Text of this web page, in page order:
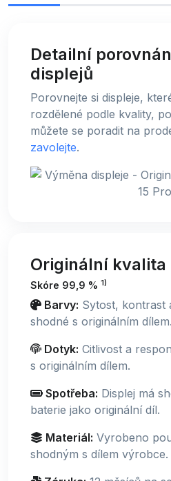
Detailní
displejů
Porovnejte si displeje,
rozdělené podle kvality,
můžete se poradit na
zavolejte.
Originální kvalita
Skóre 99,9 % 1)
Barvy: Sytost, kontrast
shodné s originálním dílem.
Dotyk: Citlivost a
s originálním dílem.
Spotřeba: Displej má
baterie jako originální díl.
Materiál: Vyrobeno
shodným s dílem výrobce.